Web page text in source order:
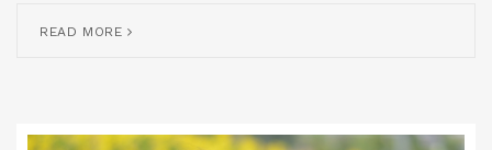
READ MORE